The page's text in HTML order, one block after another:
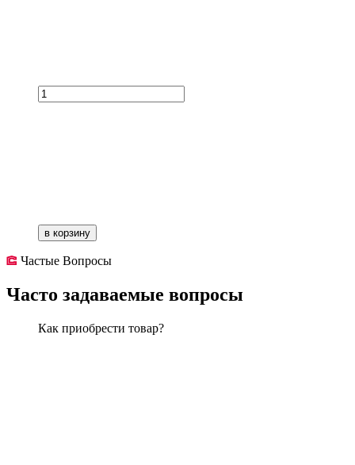
в корзину
Частые Вопросы
Часто задаваемые вопросы
Как приобрести товар?